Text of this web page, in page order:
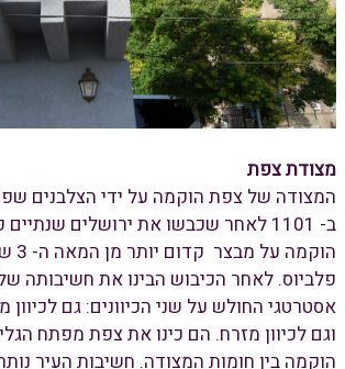
מצודת צפת
המצודה של צפת הוקמה על ידי הצלבנים
ב- 1101 לאחר שכבשו את ירושלים
פלביוס. לאחר הכיבוש הבינו את חשיבותה
אסטרטגי החולש על שני הכיוונים: גם לכיוון
וגם לכיוון מזרח. הם כינו את צפת מפתח
הוקמה בין חומות המצודה. חשיבות העיר